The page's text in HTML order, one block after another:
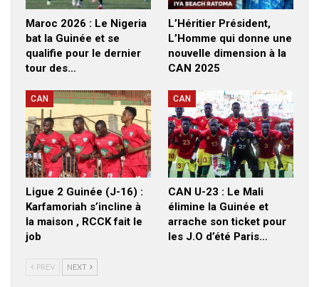
Maroc 2026 : Le Nigeria
bat la Guinée et se
qualifie pour le dernier
tour des…
L’Héritier Président,
L’Homme qui donne une
nouvelle dimension à la
CAN 2025
CAN
Ligue 2 Guinée (J-16) :
Karfamoriah s’incline à
la maison , RCCK fait le
job
CAN
CAN U-23 : Le Mali
élimine la Guinée et
arrache son ticket pour
les J.O d’été Paris…
PREV NEXT